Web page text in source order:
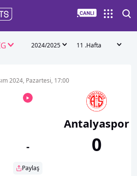
2024/2025 11 .Hafta
2024, Pazartesi, 17:00
-
Paylaş
Antalyaspor
0